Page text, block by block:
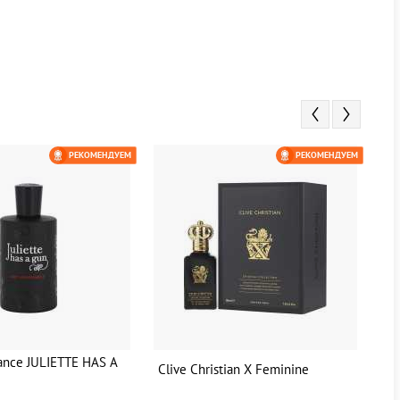
JULIETTE HAS A
РЕКОМЕНДУЕМ
Clive Christian X Feminine
РЕКОМЕНДУЕМ